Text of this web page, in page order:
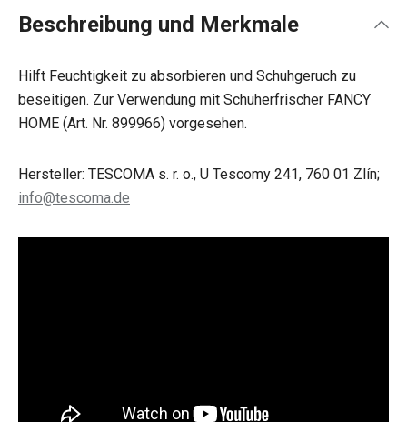
Beschreibung und Merkmale
Hilft Feuchtigkeit zu absorbieren und Schuhgeruch zu
beseitigen. Zur Verwendung mit Schuherfrischer FANCY
HOME (Art. Nr. 899966) vorgesehen.
Hersteller: TESCOMA s. r. o., U Tescomy 241, 760 01 Zlín;
info@tescoma.de